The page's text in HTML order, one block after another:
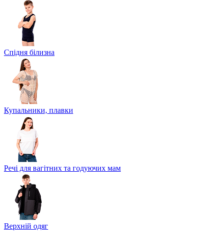
Спідня білизна
Купальники, плавки
Речі для вагітних та годуючих мам
Верхній одяг